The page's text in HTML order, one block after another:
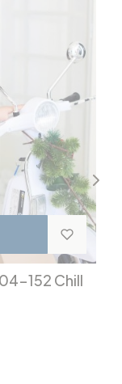
152 Chill